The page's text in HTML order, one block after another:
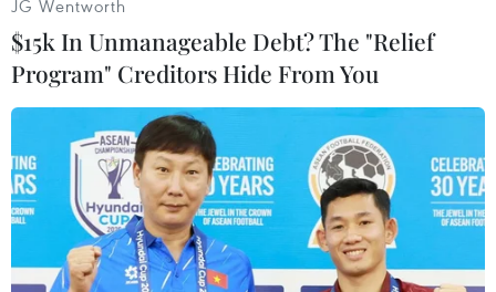
#Nổ tại Mỹ #Vụ nổ
#Hỏa hoạn
#Nhà máy Philadelphia Energy Solutions
#Nhà máy lọc dầu
Theo dõi VietnamPlus
JG Wentworth
$15k In Unmanageable Debt? The "Relief
Program" Creditors Hide From You